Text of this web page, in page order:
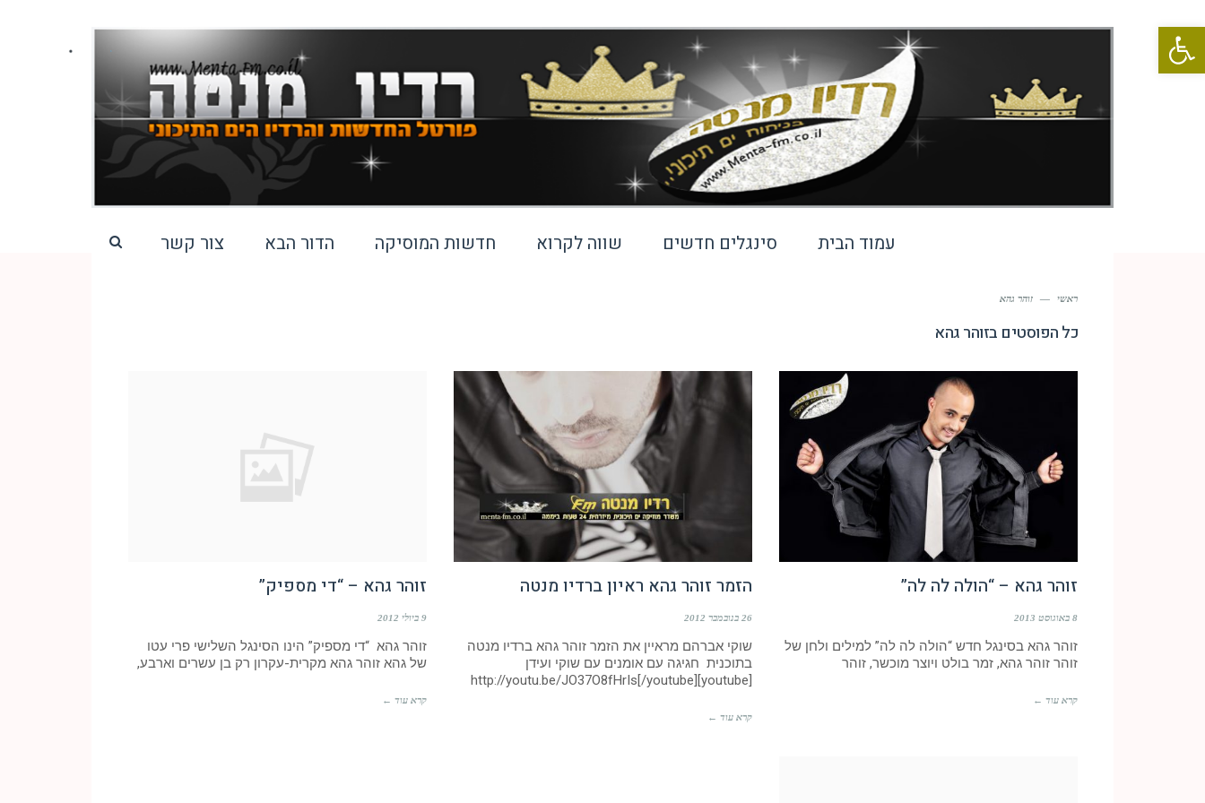
פתח סרגל נגישות
עמוד הבית סינגלים חדשים שווה לקרוא חדשות המוסיקה הדור הבא צור קשר
ראשי — זוהר גהא
כל הפוסטים בזוהר גהא
זוהר גהא – “הולה לה לה”
8 באוגוסט 2013
זוהר גהא בסינגל חדש “הולה לה לה” למילים ולחן של
זוהר זוהר גהא, זמר בולט ויוצר מוכשר, זוהר
קרא עוד ←
הזמר זוהר גהא ראיון ברדיו מנטה
26 בנובמבר 2012
שוקי אברהם מראיין את הזמר זוהר גהא ברדיו מנטה
בתוכנית חגיגה עם אומנים עם שוקי ועידן
קרא עוד ←
זוהר גהא – “די מספיק”
9 ביולי 2012
זוהר גהא “די מספיק” הינו הסינגל השלישי פרי עטו
של גהא זוהר גהא מקרית-עקרון רק בן עשרים וארבע,
קרא עוד ←